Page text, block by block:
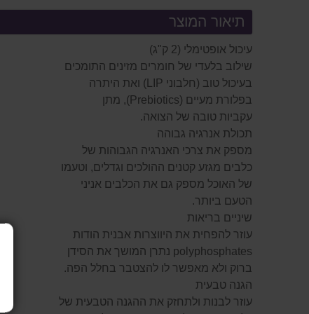
תיאור המוצר
עיכול אופטימלי (2 ק"ג)
שילוב בלעדי של חומרים מזינים התומכים
בעיכול טוב (חלבוני LIP) ואת היתרה
בפלורת מעיים (Prebiotics), מתן
עקביות טובה של הצואה.
תכולת אנרגיה גבוהה
מספק את צרכי האנרגיה הגבוהות של
כלבים מגזע קטנים ההולכים וגדלים, וטעמו
של האוכל מספק גם את הכלבים אניני
הטעם ביותר.
שיניים בריאות
עוזר להפחית את היווצרות אבנית הודות
polyphosphates נתרן המושך את הסידן
ברוק ולא מאפשר לו להצטבר בחלל הפה.
הגנה טבעית
עוזר לבנות ולתחזק את ההגנה הטבעית של